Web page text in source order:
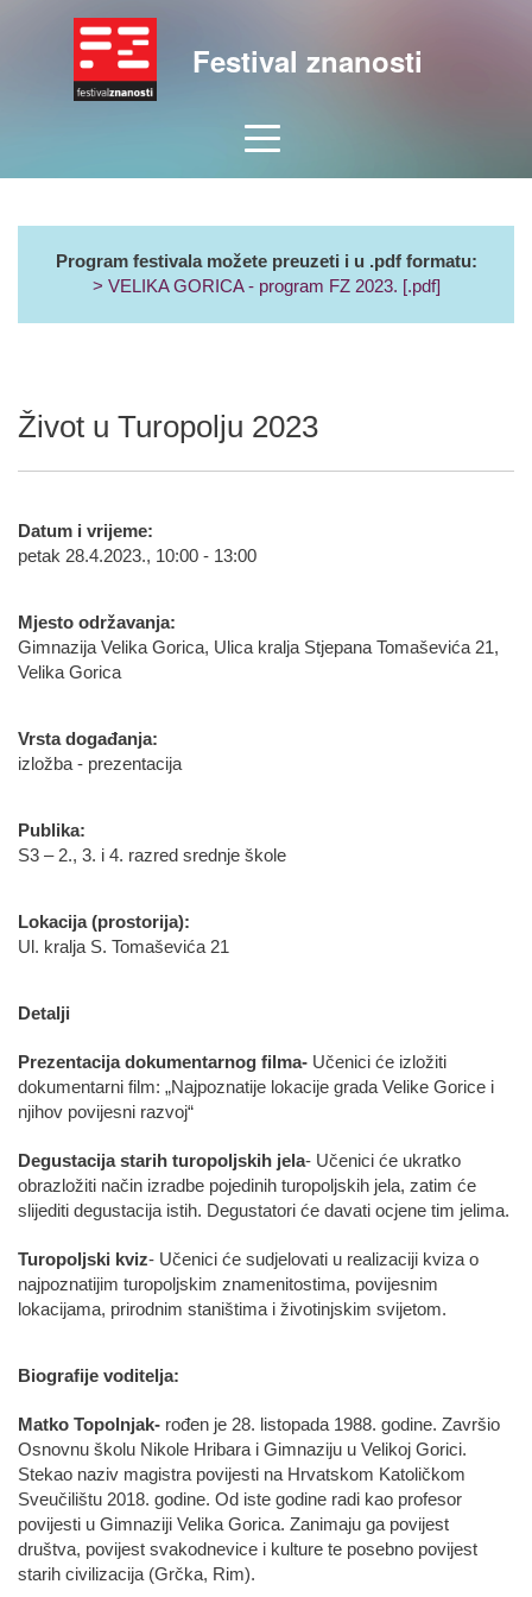
Festival znanosti
Program festivala možete preuzeti i u .pdf formatu:
> VELIKA GORICA - program FZ 2023. [.pdf]
Život u Turopolju 2023
Datum i vrijeme:
petak 28.4.2023., 10:00 - 13:00
Mjesto održavanja:
Gimnazija Velika Gorica, Ulica kralja Stjepana Tomaševića 21,
Velika Gorica
Vrsta događanja:
izložba - prezentacija
Publika:
S3 – 2., 3. i 4. razred srednje škole
Lokacija (prostorija):
Ul. kralja S. Tomaševića 21
Detalji
Prezentacija dokumentarnog filma- Učenici će izložiti
dokumentarni film: „Najpoznatije lokacije grada Velike Gorice i
njihov povijesni razvoj“
Degustacija starih turopoljskih jela- Učenici će ukratko
obrazložiti način izradbe pojedinih turopoljskih jela, zatim će
slijediti degustacija istih. Degustatori će davati ocjene tim jelima.
Turopoljski kviz- Učenici će sudjelovati u realizaciji kviza o
najpoznatijim turopoljskim znamenitostima, povijesnim
lokacijama, prirodnim staništima i životinjskim svijetom.
Biografije voditelja:
Matko Topolnjak- rođen je 28. listopada 1988. godine. Završio
Osnovnu školu Nikole Hribara i Gimnaziju u Velikoj Gorici.
Stekao naziv magistra povijesti na Hrvatskom Katoličkom
Sveučilištu 2018. godine. Od iste godine radi kao profesor
povijesti u Gimnaziji Velika Gorica. Zanimaju ga povijest
društva, povijest svakodnevice i kulture te posebno povijest
starih civilizacija (Grčka, Rim).